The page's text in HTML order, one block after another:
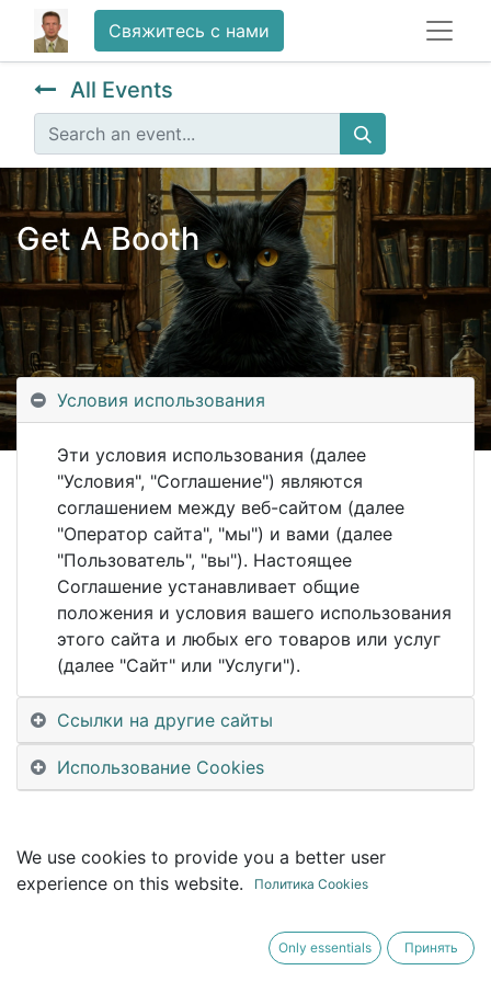
Свяжитесь с нами
All Events
Get A Booth
This event is finished. It's no longer possible to
book a booth.
Условия использования
Эти условия использования (далее
"Условия", "Соглашение") являются
соглашением между веб-сайтом (далее
"Оператор сайта", "мы") и вами (далее
"Пользователь", "вы"). Настоящее
Соглашение устанавливает общие
положения и условия вашего использования
этого сайта и любых его товаров или услуг
(далее "Сайт" или "Услуги").
Ссылки на другие сайты
Использование Cookies
We use cookies to provide you a better user
experience on this website.
Политика Cookies
Only essentials Принять